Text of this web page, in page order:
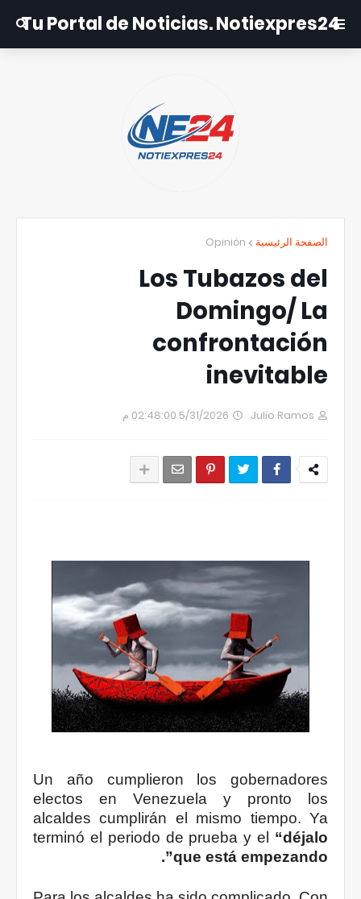
Tu Portal de Noticias. Notiexpres24
الصفحة الرئيسية Opinión
Los Tubazos del
Domingo/ La
confrontación
inevitable
Julio Ramos 5/31/2026 02:48:00 م
Un año cumplieron los gobernadores
electos en Venezuela y pronto los
alcaldes cumplirán el mismo tiempo. Ya
terminó el periodo de prueba y el
“déjalo
que está empezando”.